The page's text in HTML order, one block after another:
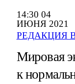
14:30 04
ИЮНЯ 2021
РЕДАКЦИЯ
Мировая
к